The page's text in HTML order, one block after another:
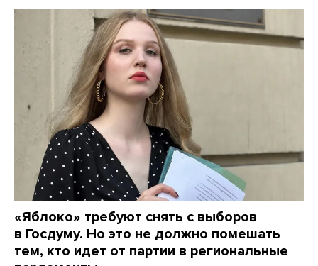
«Яблоко» требуют снять с выборов
в Госдуму. Но это не должно помешать
тем, кто идет от партии в региональные